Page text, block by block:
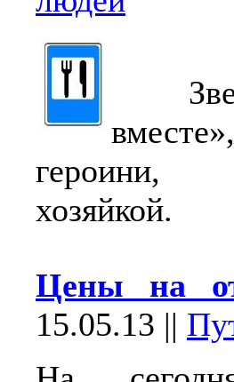
героини,
хозяйкой.
Цены на
15.05.13 ||